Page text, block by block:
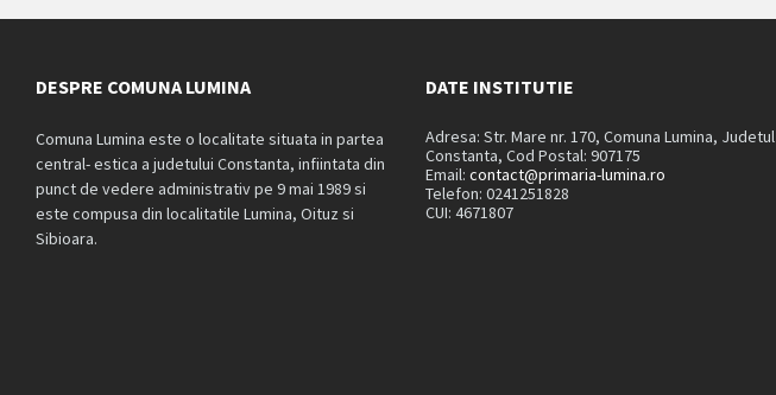
DESPRE COMUNA LUMINA
Comuna Lumina este o localitate situata in partea
central- estica a judetului Constanta, infiintata din
punct de vedere administrativ pe 9 mai 1989 si
este compusa din localitatile Lumina, Oituz si
Sibioara.
DATE INSTITUTIE
Adresa: Str. Mare nr. 170, Comuna Lumina, Judetul
Constanta, Cod Postal: 907175
Email:contact@primaria-lumina.ro
Telefon: 0241251828
CUI: 4671807